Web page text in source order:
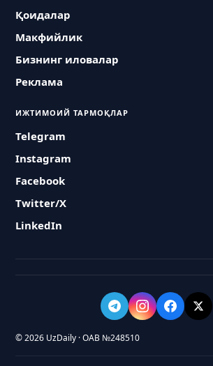
Қоидалар
Макфийлик
Бизнинг иловалар
Реклама
ИЖТИМОИЙ ТАРМОҚЛАР
Telegram
Instagram
Facebook
Twitter/X
LinkedIn
© 2026 UzDaily · ОАВ №248510